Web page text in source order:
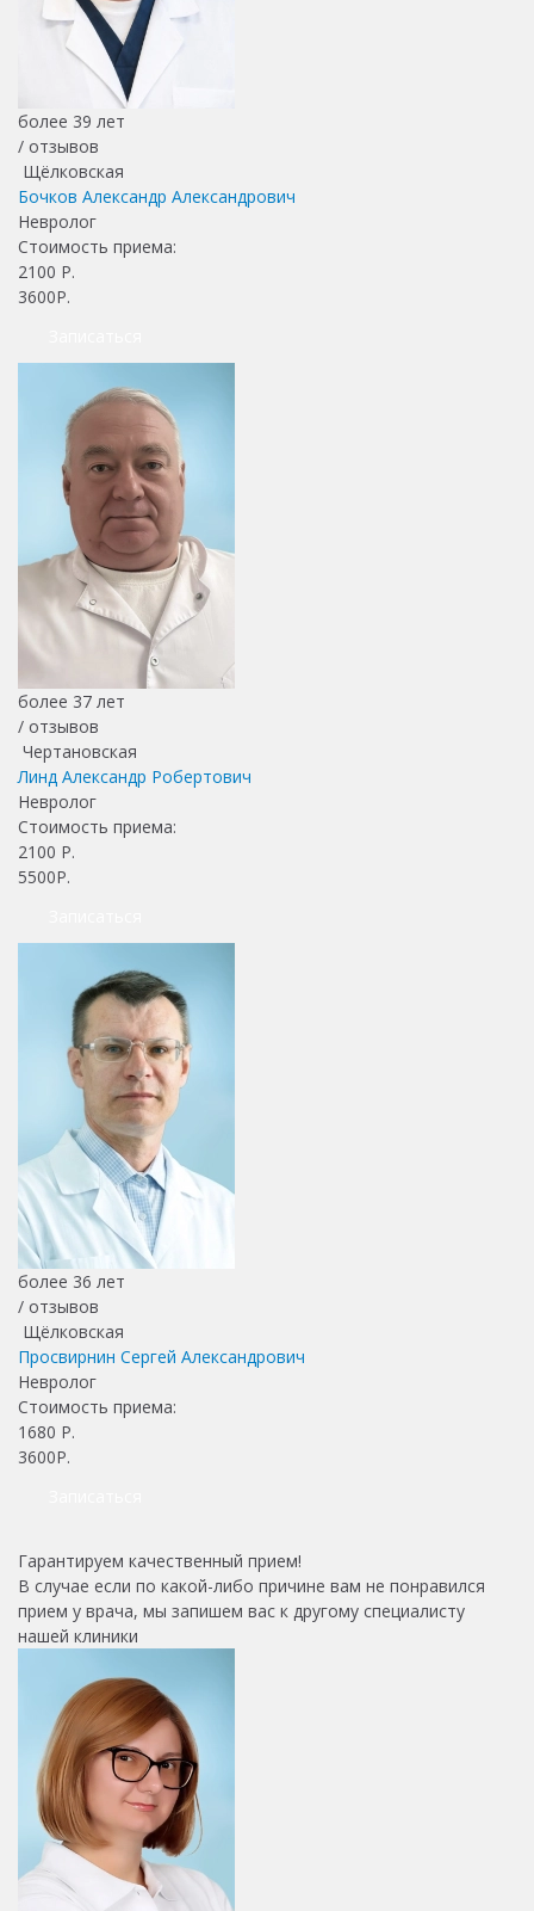
более 39 лет
/ отзывов
Щёлковская
Бочков Александр Александрович
Невролог
Стоимость приема:
2100 Р.
3600Р.
более 37 лет
/ отзывов
Чертановская
Линд Александр Робертович
Невролог
Стоимость приема:
2100 Р.
5500Р.
более 36 лет
/ отзывов
Щёлковская
Просвирнин Сергей Александрович
Невролог
Стоимость приема:
1680 Р.
3600Р.
Гарантируем качественный прием!
В случае если по какой-либо причине вам не понравился
прием у врача, мы запишем вас к другому специалисту
нашей клиники